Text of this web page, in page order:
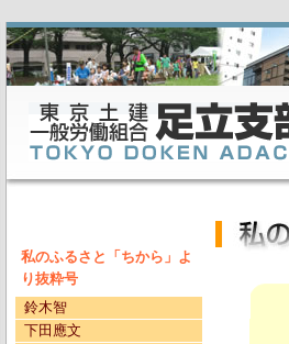
私のふるさと「ちから」よ
り抜粋号
鈴木智
下田應文